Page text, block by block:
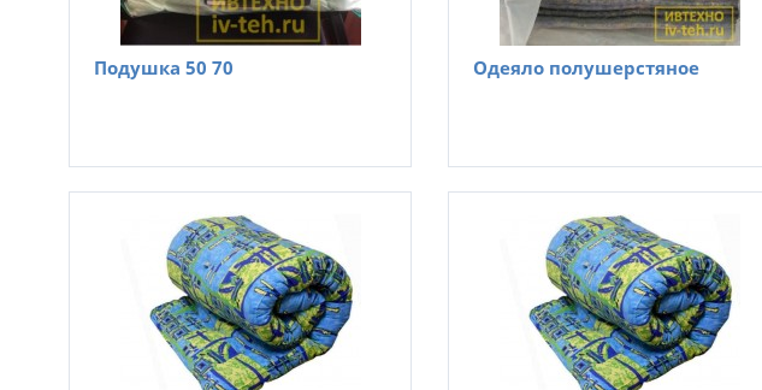
Подушка 50 70 Одеяло полушерстяное